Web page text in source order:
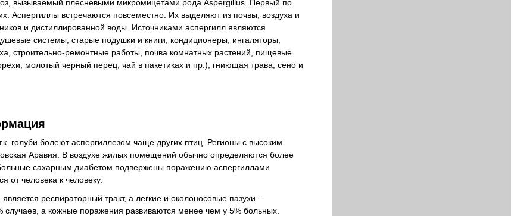
вызываемый плесневыми микромицетами рода Aspergillus. Первый по
Аспергиллы встречаются повсеместно. Их выделяют из почвы, воздуха и
и дистиллированной воды. Источниками аспергилл являются
системы, старые подушки и книги, кондиционеры, ингаляторы,
строительно-ремонтные работы, почва комнатных растений, пищевые
молотый черный перец, чай в пакетиках и пр.), гниющая трава, сено и
голуби болеют аспергиллезом чаще других птиц. Регионы с высоким
Аравия. В воздухе жилых помещений обычно определяются более
сахарным диабетом подвержены поражению аспергиллами
от человека к человеку.
респираторный тракт, а легкие и околоносовые пазухи –
а кожные поражения развиваются менее чем у 5% больных.